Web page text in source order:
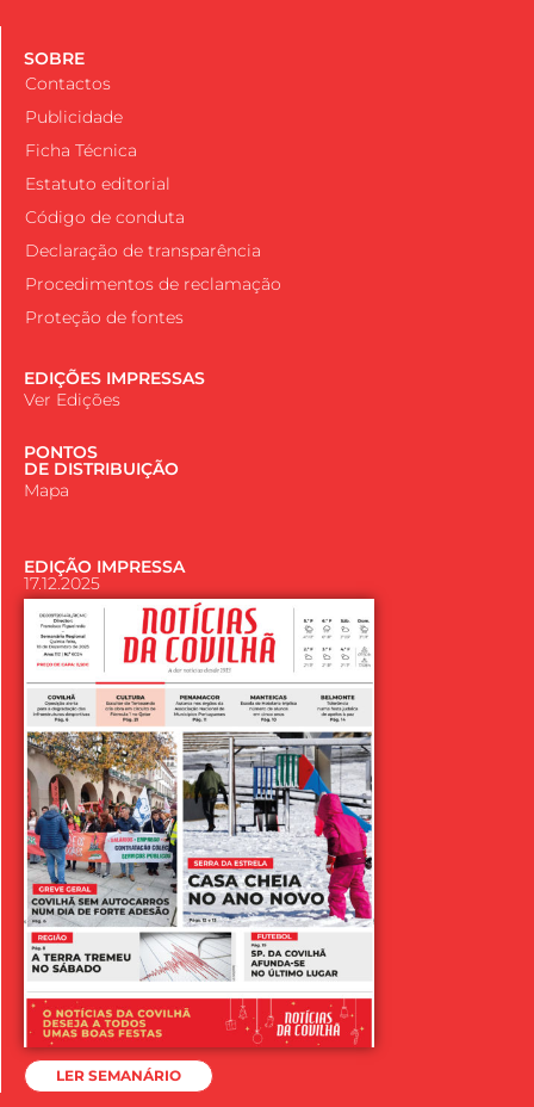
SOBRE
Contactos
Publicidade
Ficha Técnica
Estatuto editorial
Código de conduta
Declaração de transparência
Procedimentos de reclamação
Proteção de fontes
EDIÇÕES IMPRESSAS
Ver Edições
PONTOS
DE DISTRIBUIÇÃO
Mapa
EDIÇÃO IMPRESSA
17.12.2025
LER SEMANÁRIO